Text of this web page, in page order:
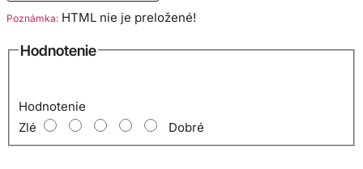
Poznámka: HTML nie je preložené!
Hodnotenie
Hodnotenie
Zlé
Dobré